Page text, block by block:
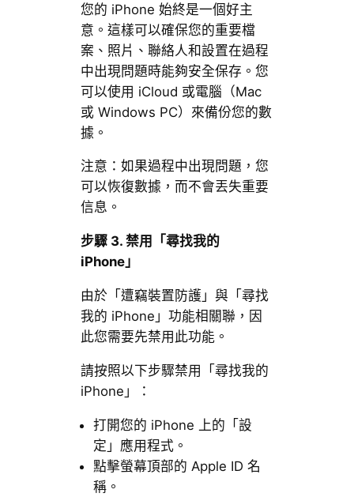
您的 iPhone 始終是一個好主
意。這樣可以確保您的重要檔
案、照片、聯絡人和設置在過程
中出現問題時能夠安全保存。您
可以使用 iCloud 或電腦（Mac
或 Windows PC）來備份您的數
據。
注意：如果過程中出現問題，您
可以恢復數據，而不會丟失重要
信息。
步驟3. 禁用「尋找我的
iPhone」
由於「遭竊裝置防護」與「尋找
我的 iPhone」功能相關聯，因
此您需要先禁用此功能。
請按照以下步驟禁用「尋找我的
iPhone」：
打開您的 iPhone 上的「設
定」應用程式。
點擊螢幕頂部的 Apple ID 名
稱。